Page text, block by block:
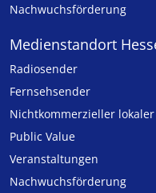
Nachwuchsförderung
Medienstandort
Radiosender
Fernsehsender
Nicht­kommer­zieller lo­ka­ler
Public Value
Veranstaltungen
Nachwuchsförderung